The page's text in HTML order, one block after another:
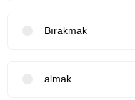
Bırakmak
almak